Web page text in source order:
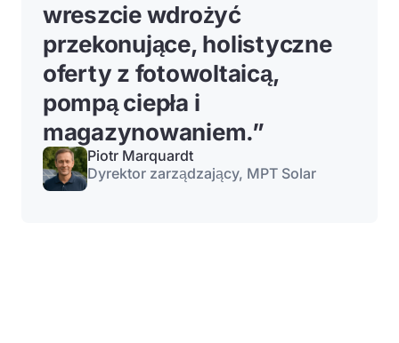
wreszcie wdrożyć
przekonujące, holistyczne
oferty z fotowoltaicą,
pompą ciepła i
magazynowaniem.”
Piotr Marquardt
Dyrektor zarządzający, MPT Solar